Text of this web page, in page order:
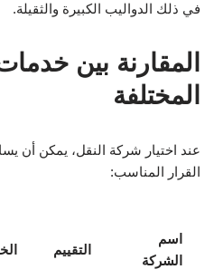
في ذلك الدواليب الكبيرة والثقيلة.
المقارنة بين
المختلفة
عند اختيار شركة النقل، يمكن أن
القرار المناسب:
اسم
الشركة
التقييم